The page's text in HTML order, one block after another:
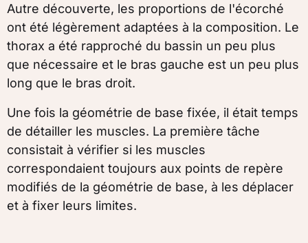
Autre découverte, les proportions de l'écorché
ont été légèrement adaptées à la composition. Le
thorax a été rapproché du bassin un peu plus
que nécessaire et le bras gauche est un peu plus
long que le bras droit.
Une fois la géométrie de base fixée, il était temps
de détailler les muscles. La première tâche
consistait à vérifier si les muscles
correspondaient toujours aux points de repère
modifiés de la géométrie de base, à les déplacer
et à fixer leurs limites.